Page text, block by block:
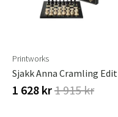
Printworks
1 628 kr1 915 kr